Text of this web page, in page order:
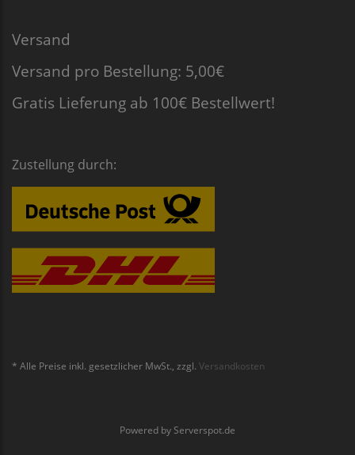
Versand
Versand pro Bestellung: 5,00€
Gratis Lieferung ab 100€ Bestellwert!
Zustellung durch:
* Alle Preise inkl. gesetzlicher MwSt., zzgl. Versandkosten
Powered by Serverspot.de